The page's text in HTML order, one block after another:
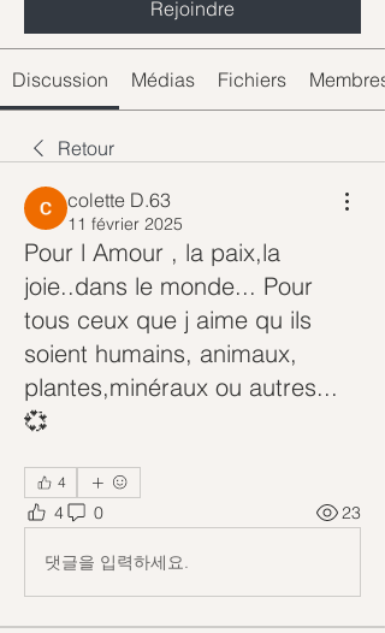
Rejoindre
Discussion Médias Fichiers Membres
Retour
colette D.63
11 février 2025
Pour l Amour , la paix,la
joie..dans le monde... Pour
tous ceux que j aime qu ils
soient humains, animaux,
plantes,minéraux ou autres...
💞
4
4 0 23
댓글을 입력하세요.